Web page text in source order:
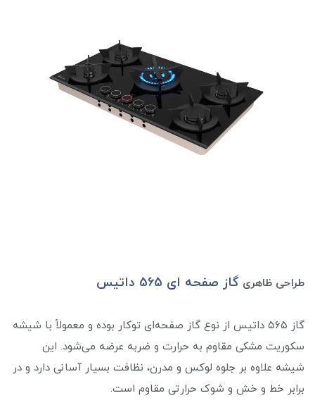
طراحی ظاهری گاز صفحه ای 565 داتیس
گاز ۵۶۵ داتیس از نوع گاز صفحه‌ای توکار بوده و معمولاً با شیشه
سکوریت مشکی مقاوم به حرارت و ضربه عرضه می‌شود. این
شیشه علاوه بر جلوه لوکس و مدرن، نظافت بسیار آسانی دارد و در
برابر خط و خش و شوک حرارتی مقاوم است.